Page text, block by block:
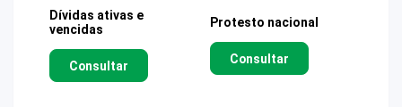
Dívidas ativas e
vencidas
Consultar
Protesto nacional
Consultar